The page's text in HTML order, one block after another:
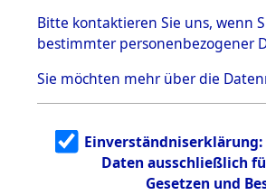
5.3.1 Alliierte
Erhebungen
zu
Todesmärsch
en
5.3.2
g
5.3.3
Todesmärsch
Bitte kontaktieren Sie uns, wenn
bestimmter personenbezogener
Sie möchten mehr über die
Daten ausschließlich
Gesetzen und